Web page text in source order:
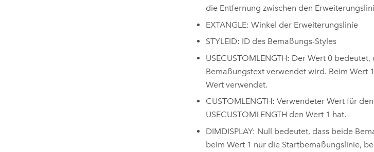
die Entfernung zwischen den
EXTANGLE: Winkel der Erweiterungslinie
STYLEID: ID des Bemaßungs-Styles
USECUSTOMLENGTH: Der Wert 0
Bemaßungstext verwendet wird. Beim
Wert verwendet.
CUSTOMLENGTH: Verwendeter Wert für
USECUSTOMLENGTH den Wert 1 hat.
DIMDISPLAY: Null bedeutet, dass beide
beim Wert 1 nur die Startbemaßungslinie,